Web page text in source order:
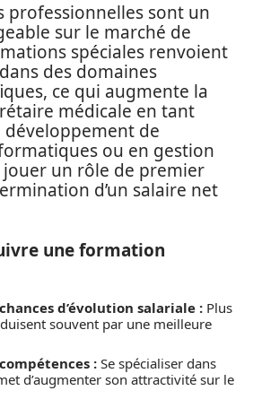
professionnelles sont un
sur le marché de
spéciales renvoient
des domaines
ce qui augmente la
médicale en tant
développement de
ou en gestion
un rôle de premier
d’un salaire net
une formation
d’évolution salariale : Plus
souvent par une meilleure
:Se spécialiser dans
d’augmenter son attractivité sur le